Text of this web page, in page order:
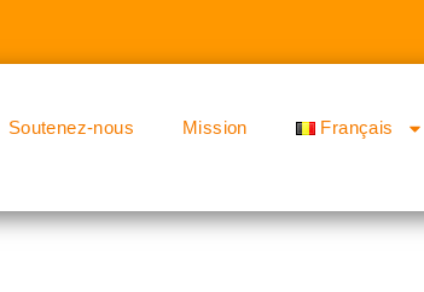
Soutenez-nous Mission Français